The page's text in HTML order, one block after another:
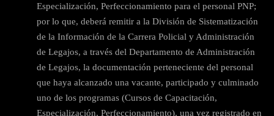
Especialización, Perfeccionamiento para el personal PNP;
por lo que, deberá remitir a la División de Sistematización
de la Información de la Carrera Policial y Administración
de Legajos, a través del Departamento de Administración
de Legajos, la documentación perteneciente del personal
que haya alcanzado una vacante, participado y culminado
uno de los programas (Cursos de Capacitación,
Especialización, Perfeccionamiento), una vez registrado en